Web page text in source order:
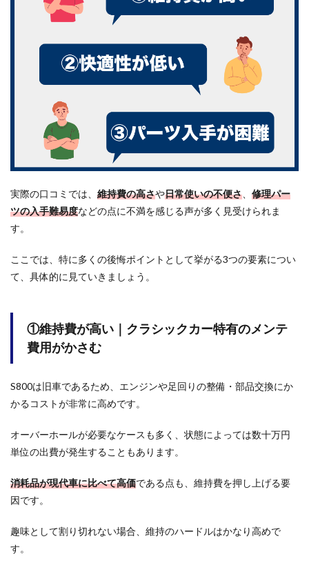
が高
い｜
クラ
シッ
ー特
有の
メン
む
が低
い｜
現代
乗り
心地
物足
りな
1.3
③パ
が困
実際の口コミでは、 維持費の高さや日常使いの不便さ
修理パー
ツの入手難易度などの点に不満を感じる声が多く見受けられま
す。
ここでは、特に多くの後悔ポイントとして挙がる3つの要素につい
て、具体的に見ていきましょう。
①維持費が高い｜クラシックカー特有のメンテ
費用がかさむ
S800は旧車であるため、エンジンや足回りの整備・部品交換にか
かるコストが非常に高めです。
オーバーホールが必要なケースも多く、状態によっては数十万円
単位の出費が発生することもあります。
消耗品が現代車に比べて高価である点も、維持費を押し上げる要
因です。
趣味として割り切れない場合、維持のハードルはかなり高めで
す。